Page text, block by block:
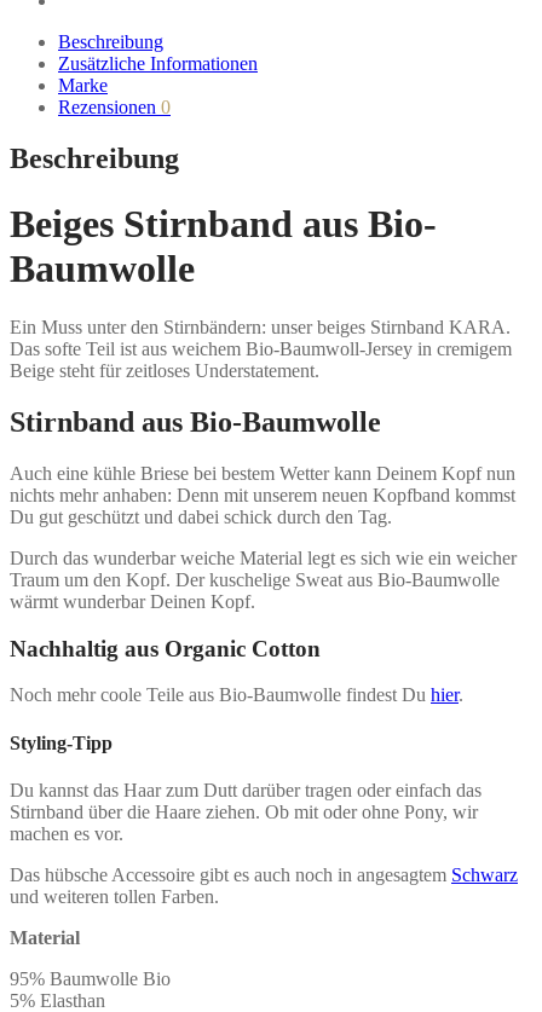
Beschreibung
Zusätzliche Informationen
Marke
Rezensionen 0
Beschreibung
Beiges Stirnband aus Bio-
Baumwolle
Ein Muss unter den Stirnbändern: unser beiges Stirnband KARA.
Das softe Teil ist aus weichem Bio-Baumwoll-Jersey in cremigem
Beige steht für zeitloses Understatement.
Stirnband aus Bio-Baumwolle
Auch eine kühle Briese bei bestem Wetter kann Deinem Kopf nun
nichts mehr anhaben: Denn mit unserem neuen Kopfband kommst
Du gut geschützt und dabei schick durch den Tag.
Durch das wunderbar weiche Material legt es sich wie ein weicher
Traum um den Kopf. Der kuschelige Sweat aus Bio-Baumwolle
wärmt wunderbar Deinen Kopf.
Nachhaltig aus Organic Cotton
Noch mehr coole Teile aus Bio-Baumwolle findest Du hier.
Styling-Tipp
Du kannst das Haar zum Dutt darüber tragen oder einfach das
Stirnband über die Haare ziehen. Ob mit oder ohne Pony, wir
machen es vor.
Das hübsche Accessoire gibt es auch noch in angesagtem Schwarz
und weiteren tollen Farben.
Material
95% Baumwolle Bio
5% Elasthan